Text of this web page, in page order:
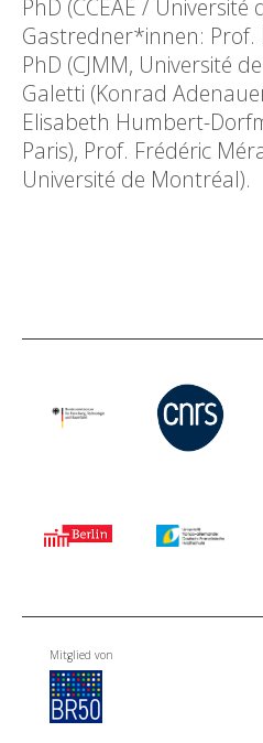
PhD (CCÉAE /
Gastredner*innen: Prof.
PhD (CJMM, Université
Galetti (Konrad
Elisabeth Humbert-
Paris), Prof. Frédéric
Université de Montréal).
Mitglied von